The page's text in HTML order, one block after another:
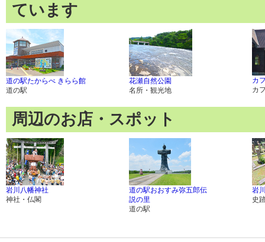
ています
道の駅たからべ きらら館
道の駅
花瀬自然公園
名所・観光地
カ
カ
周辺のお店・スポット
岩川八幡神社
神社・仏閣
道の駅おおすみ弥五郎伝
説の里
道の駅
岩
史